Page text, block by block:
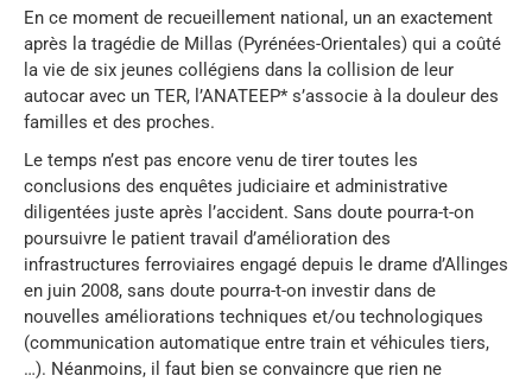
En ce moment de recueillement national, un an exactement
après la tragédie de Millas (Pyrénées-Orientales) qui a coûté
la vie de six jeunes collégiens dans la collision de leur
autocar avec un TER, l’ANATEEP* s’associe à la douleur des
familles et des proches.
Le temps n’est pas encore venu de tirer toutes les
conclusions des enquêtes judiciaire et administrative
diligentées juste après l’accident. Sans doute pourra-t-on
poursuivre le patient travail d’amélioration des
infrastructures ferroviaires engagé depuis le drame d’Allinges
en juin 2008, sans doute pourra-t-on investir dans de
nouvelles améliorations techniques et/ou technologiques
(communication automatique entre train et véhicules tiers,
…). Néanmoins, il faut bien se convaincre que rien ne